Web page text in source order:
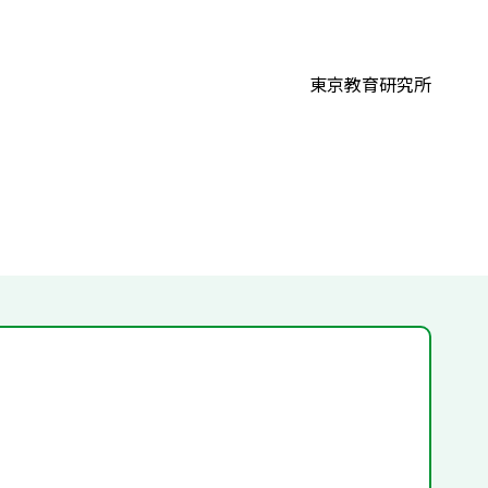
東京教育研究所